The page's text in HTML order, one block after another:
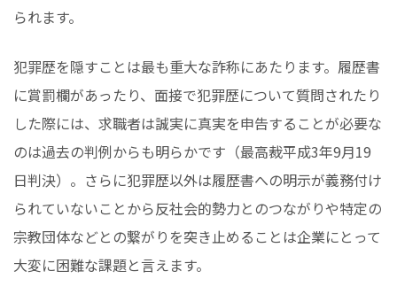
られます。
犯罪歴を隠すことは最も重大な詐称にあたります。履歴書
に賞罰欄があったり、面接で犯罪歴について質問されたり
した際には、求職者は誠実に真実を申告することが必要な
のは過去の判例からも明らかです（最高裁平成3年9月19
日判決）。さらに犯罪歴以外は履歴書への明示が義務付け
られていないことから反社会的勢力とのつながりや特定の
宗教団体などとの繋がりを突き止めることは企業にとって
大変に困難な課題と言えます。